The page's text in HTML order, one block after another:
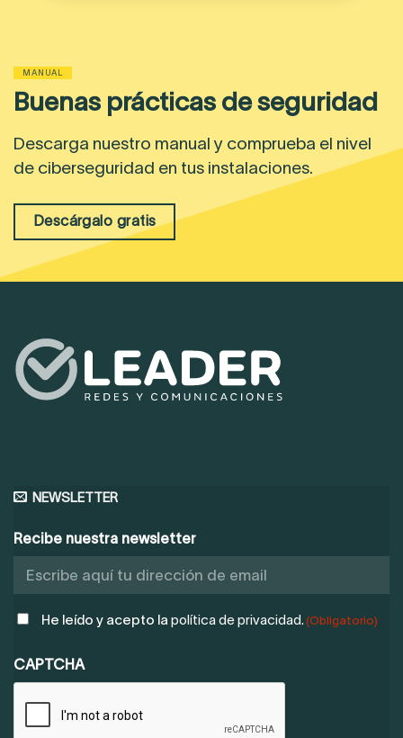
MANUAL
Buenas prácticas de seguridad
Descarga nuestro manual y comprueba el nivel
de ciberseguridad en tus instalaciones.
Descárgalo gratis
NEWSLETTER
Recibe nuestra newsletter
POLÍTICA
PRIVACIDAD
(OBLIGATORIO)
He leído y acepto la política de privacidad. (Obligatorio)
CAPTCHA